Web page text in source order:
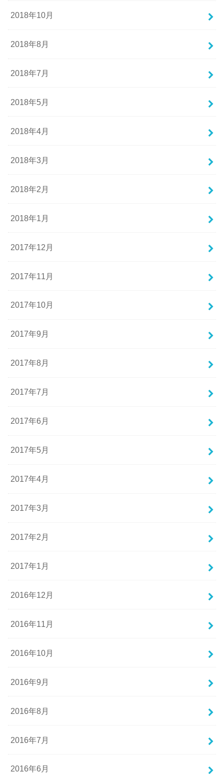
2018年10月
2018年8月
2018年7月
2018年5月
2018年4月
2018年3月
2018年2月
2018年1月
2017年12月
2017年11月
2017年10月
2017年9月
2017年8月
2017年7月
2017年6月
2017年5月
2017年4月
2017年3月
2017年2月
2017年1月
2016年12月
2016年11月
2016年10月
2016年9月
2016年8月
2016年7月
2016年6月